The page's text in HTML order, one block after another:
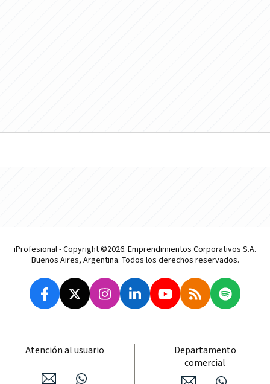
iProfesional - Copyright ©2026. Emprendimientos Corporativos S.A.
Buenos Aires, Argentina. Todos los derechos reservados.
Atención al usuario
Departamento
comercial